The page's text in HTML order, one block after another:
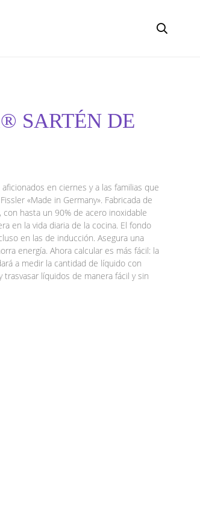
SARTÉN DE
en ciernes y a las familias que
«Made in Germany». Fabricada de
hasta un 90% de acero inoxidable
en la vida diaria de la cocina. El fondo
en las de inducción. Asegura una
energía. Ahora calcular es más fácil: la
a medir la cantidad de líquido con
líquidos de manera fácil y sin